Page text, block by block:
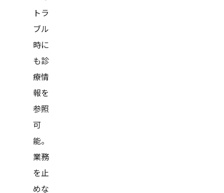
トラ
ブル
時に
も診
療情
報を
参照
可
能。
業務
を止
めな